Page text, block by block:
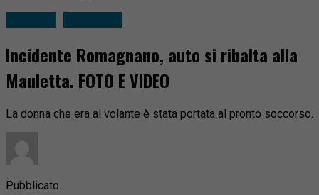
Incidente Romagnano, auto si ribalta alla
Mauletta. FOTO E VIDEO
La donna che era al volante è stata portata al pronto soccorso.
Pubblicato